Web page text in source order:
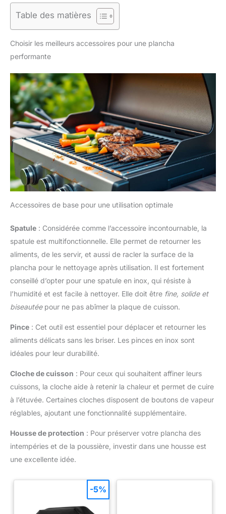
Table des matières
Choisir les meilleurs accessoires pour une plancha
performante
Accessoires de base pour une utilisation optimale
Spatule : Considérée comme l’accessoire incontournable, la
spatule est multifonctionnelle. Elle permet de retourner les
aliments, de les servir, et aussi de racler la surface de la
plancha pour le nettoyage après utilisation. Il est fortement
conseillé d’opter pour une spatule en inox, qui résiste à
l’humidité et est facile à nettoyer. Elle doit être fine, solide et
biseautéepour ne pas abîmer la plaque de cuisson.
Pince : Cet outil est essentiel pour déplacer et retourner les
aliments délicats sans les briser. Les pinces en inox sont
idéales pour leur durabilité.
Cloche de cuisson : Pour ceux qui souhaitent affiner leurs
cuissons, la cloche aide à retenir la chaleur et permet de cuire
à l’étuvée. Certaines cloches disposent de boutons de vapeur
réglables, ajoutant une fonctionnalité supplémentaire.
Housse de protection : Pour préserver votre plancha des
intempéries et de la poussière, investir dans une housse est
une excellente idée.
-5%